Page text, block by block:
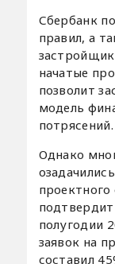
Сбербанк
правил, а
начатые
позволит
модель
потрясений.
Однако
полугодии
заявок на
составил